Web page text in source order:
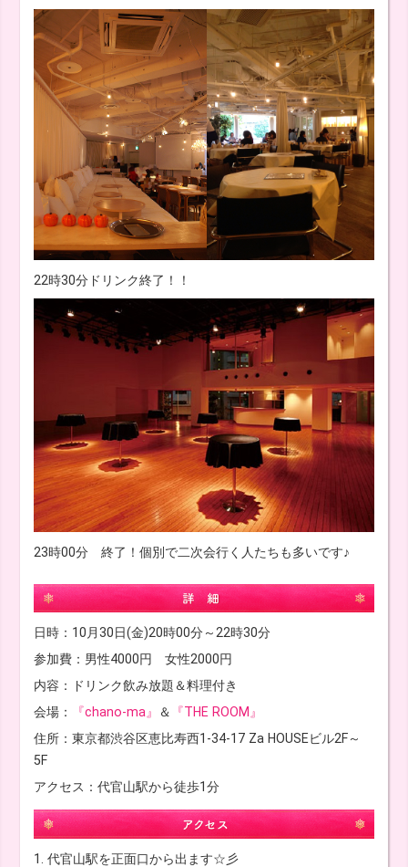
22時30分ドリンク終了！！
23時00分 終了！個別で二次会行く人たちも多いです♪
日時：10月30日(金)20時00分～22時30分
参加費：男性4000円 女性2000円
内容：ドリンク飲み放題＆料理付き
会場：
『chano-ma』 ＆
『THE ROOM』
住所：東京都渋谷区恵比寿西1-34-17 Za HOUSEビル2F～
5F
アクセス：代官山駅から徒歩1分
1. 代官山駅を正面口から出ます☆彡